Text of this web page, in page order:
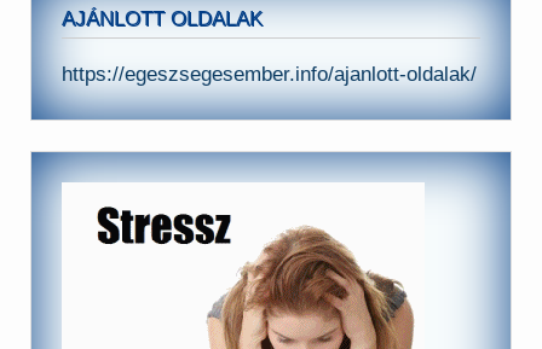
AJÁNLOTT OLDALAK
https://egeszsegesember.info/ajanlott-oldalak/